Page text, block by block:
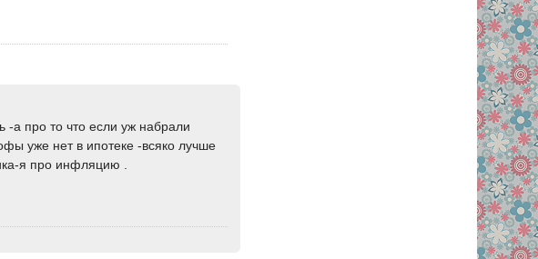
-а про то что если уж набрали
уже нет в ипотеке -всяко лучше
я про инфляцию .